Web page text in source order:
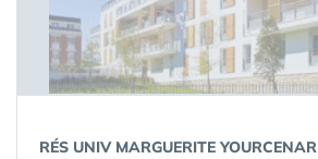
RÉS UNIV MARGUERITE YOURCENAR